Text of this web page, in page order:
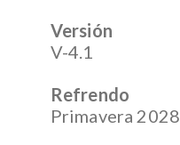
Versión
V-4.1
Refrendo
Primavera 2028